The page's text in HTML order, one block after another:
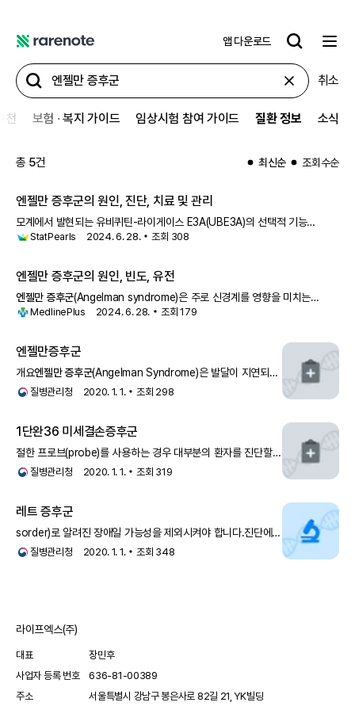
어
노
트
앱 다운로드
취소
천 보험 ∙ 복지 가이드 임상시험 참여 가이드 질환 정보 소식
총 5건 최신순 조회수순
엔젤만 증후군의 원인, 진단, 치료 및 관리
모계에서 발현되는 유비퀴틴-라이게이스 E3A(UBE3A)의 선택적 기능
상실이라는 것을 알고 있습니다. 엔젤만 증후군
유전
StatPearls 2024. 6. 28. 조회 308
엔젤만 증후군의 원인, 빈도, 유전
엔젤만 증후군(Angelman syndrome)은 주로 신경계를 영향을 미치는
복잡한 유전 질환입니다. 이 질환의 특징적
MedlinePlus 2024. 6. 28. 조회179
엔젤만증후군
개요엔젤만 증후군(Angelman Syndrome)은 발달이 지연되고,
말이 없거나 또는 거의 없고, 까닭없이 부적절하게 장
질병관리청 2020. 1. 1. 조회 298
1단완36 미세결손증후군
절한 프로브(probe)를 사용하는 경우 대부분의 환자를 진단할
수 있습니다. 감별진단으로는 레트 증후군,
질병관리청 2020. 1. 1. 조회 319
레트 증후군
sorder)로 알려진 장애일 가능성을 제외시켜야 합니다.진단에
있어서 레트 증후군과 유사한 증상을 보이는
질병관리청 2020. 1. 1. 조회 348
라이프엑스(주)
대표
장민후
사업자 등록 번호
636-81-00389
주소
서울특별시 강남구 봉은사로 82길 21, YK빌딩